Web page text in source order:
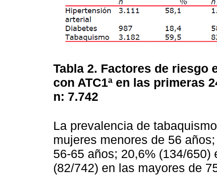
Tabla 2. Factores de riesgo
con ATC1ª en las primeras
n: 7.742
La prevalencia de
mujeres menores de 56
56-65 años; 20,6% (134/650)
(82/742) en las mayores de